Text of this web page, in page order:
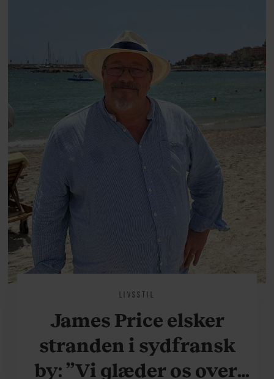
arv, angst, familieliv, frygten for
at miste stemmen og den
livsglæde, han nægter at give slip
på.
LIVSSTIL
James Price elsker
stranden i sydfransk
by: ”Vi glæder os over,